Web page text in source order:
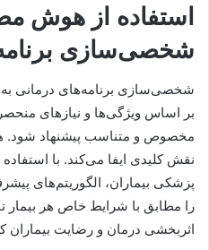
استفاده از هوش
شخصی‌سازی
شخصی‌سازی برنامه‌های درمانی به
بر اساس ویژگی‌ها و نیازهای منحصر
مخصوص و متناسب پیشنهاد شود.
نقش کلیدی ایفا می‌کند. با استفاده
پزشکی بیماران، الگوریتم‌های
را مطابق با شرایط خاص هر بیمار
اثربخشی درمان و رضایت